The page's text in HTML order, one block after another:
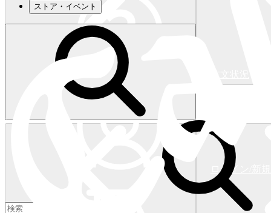
キャロウェイアパレルはこちら>>>
ログイン/新
ストア・イベント